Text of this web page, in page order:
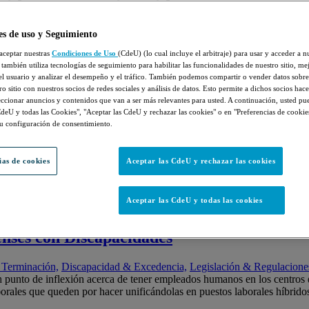
& Terminación
al asunto del “uso de los baños” de
enContratación & Terminación, Discriminación & Acoso,
transgenéricas llegó ante la Corte Suprema de los
de la Ley de Derechos Civiles de 1964, que prohíbe …
Laboral” Ideas Principales
Manual del Empleado
en la Serie IMPACT de la Cámara de Comercio de Coral Gables:
que abarcaban varios sectores. Para aquellos de ustedes que no
con Discapacidades
Discapacidad & Excedencia, Legislación &
de inflexión acerca de tener empleados humanos en los
que queden por hacer unificándolas en puestos laborales
de uso y Seguimiento
nuestras Condiciones de Uso (CdeU) (lo cual incluye el arbitraje) para usar y acceder a
también utiliza tecnologías de seguimiento para habilitar las funcionalidades de nuestro sitio,
usuario y analizar el desempeño y el tráfico. También podemos compartir o vender datos
sitio con nuestros socios de redes sociales y análisis de datos. Esto permite a dichos socios
anuncios y contenidos que van a ser más relevantes para usted. A continuación, usted
y todas las Cookies", "Aceptar las CdeU y rechazar las cookies" o en "Preferencias de
configuración de consentimiento.
de cookies Aceptar las CdeU y rechazar las cookies